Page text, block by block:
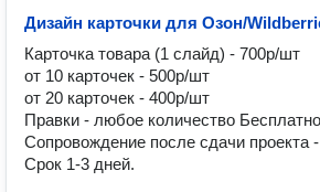
Дизайн карточки для Озон/
Карточка товара (1 слайд) - 700р/шт
от 10 карточек - 500р/шт
от 20 карточек - 400р/шт
Правки - любое количество
Сопровождение после сдачи проекта
Срок 1-3 дней.